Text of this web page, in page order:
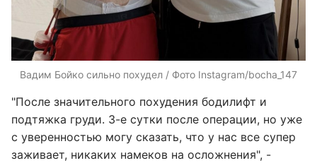
Вадим Бойко сильно похудел / Фото Instagram/bocha_147
"После значительного похудения бодилифт и
подтяжка груди. 3-е сутки после операции, но уже
с уверенностью могу сказать, что у нас все супер
заживает, никаких намеков на осложнения", -